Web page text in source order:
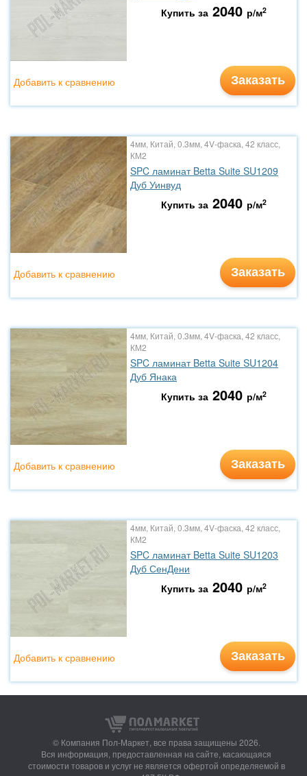
Купить за 2040 р/м2
Заказать
Добавить к сравнению
4мм, Китай, 0.3мм, 4V-фаска, 42 класс,
КМ2
SPC ламинат Betta Suite SU1209
Дуб Уинвуд
Купить за 2040 р/м2
Заказать
Добавить к сравнению
4мм, Китай, 0.3мм, 4V-фаска, 42 класс,
КМ2
SPC ламинат Betta Suite SU1204
Дуб Янака
Купить за 2040 р/м2
Заказать
Добавить к сравнению
4мм, Китай, 0.3мм, 4V-фаска, 42 класс,
КМ2
SPC ламинат Betta Suite SU1203
Дуб СенДени
Купить за 2040 р/м2
Заказать
Добавить к сравнению
© Компания Пол-Маркет, все права защищены 2026.
Вся информация, предоставленная на сайте, касающаяся
стоимости товаров и услуг не является офертой определяемой в